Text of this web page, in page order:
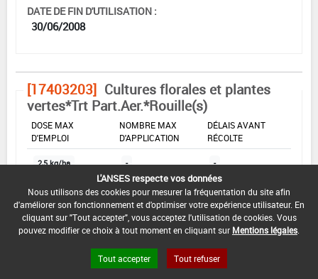
DATE DE FIN D'UTILISATION :
30/06/2008
[17403203] Cultures florales et plantes
vertes*Trt Part.Aer.*Rouille(s)
DOSE MAX
D'EMPLOI
NOMBRE MAX
D'APPLICATION
DÉLAIS AVANT
RÉCOLTE
2,5 kg/ha - -
INTERVALLE MINIMUM ENTRE APPLICATIONS :
-
DATE DE RETRAIT DE L'USAGE :
L'ANSES respecte vos données
Nous utilisons des cookies pour mesurer la fréquentation du site afin
d'améliorer son fonctionnement et d'optimiser votre expérience utilisateur. En
cliquant sur "Tout accepter", vous acceptez l'utilisation de cookies. Vous
pouvez modifier ce choix à tout moment en cliquant sur Mentions légales
Tout accepter Tout refuser